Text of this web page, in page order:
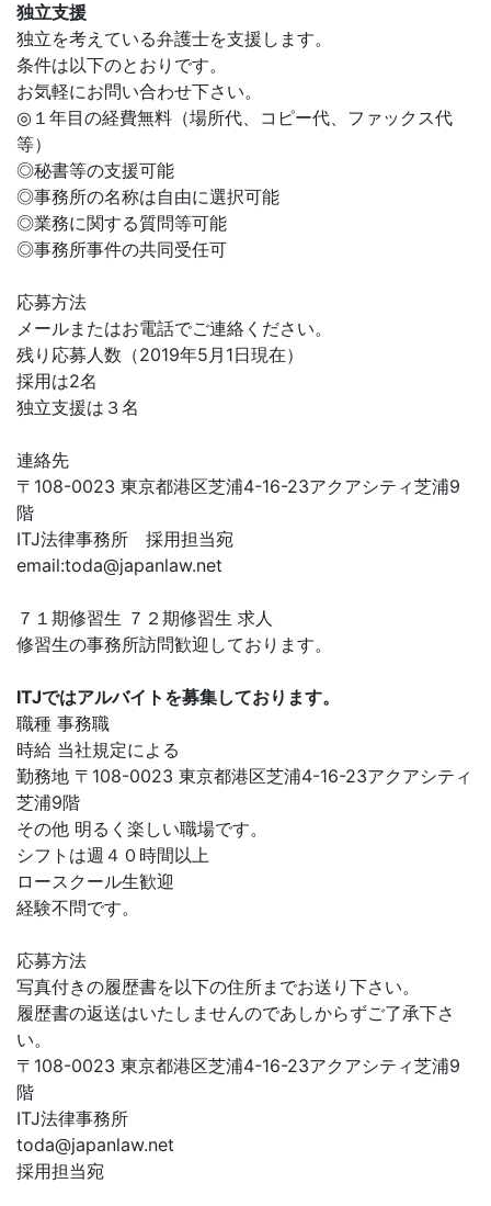
独立支援
独立を考えている弁護士を支援します。
条件は以下のとおりです。
お気軽にお問い合わせ下さい。
◎１年目の経費無料（場所代、コピー代、ファックス代
等）
◎秘書等の支援可能
◎事務所の名称は自由に選択可能
◎業務に関する質問等可能
◎事務所事件の共同受任可
応募方法
メールまたはお電話でご連絡ください。
残り応募人数（2019年5月1日現在）
採用は2名
独立支援は３名
連絡先
〒108-0023 東京都港区芝浦4-16-23アクアシティ芝浦9
階
ITJ法律事務所 採用担当宛
email:toda@japanlaw.net
７１期修習生 ７２期修習生 求人
修習生の事務所訪問歓迎しております。
ITJではアルバイトを募集しております。
職種 事務職
時給 当社規定による
勤務地 〒108-0023 東京都港区芝浦4-16-23アクアシティ
芝浦9階
その他 明るく楽しい職場です。
シフトは週４０時間以上
ロースクール生歓迎
経験不問です。
応募方法
写真付きの履歴書を以下の住所までお送り下さい。
履歴書の返送はいたしませんのであしからずご了承下さ
い。
〒108-0023 東京都港区芝浦4-16-23アクアシティ芝浦9
階
ITJ法律事務所
toda@japanlaw.net
採用担当宛